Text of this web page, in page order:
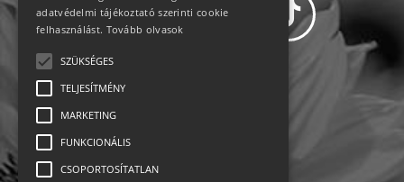
Impresszum-kapcsolat
adatvédelmi tájékoztató szerinti cookie
felhasználást. Tovább olvasok
SZÜKSÉGES
TELJESÍTMÉNY
MARKETING
FUNKCIONÁLIS
CSOPORTOSÍTATLAN